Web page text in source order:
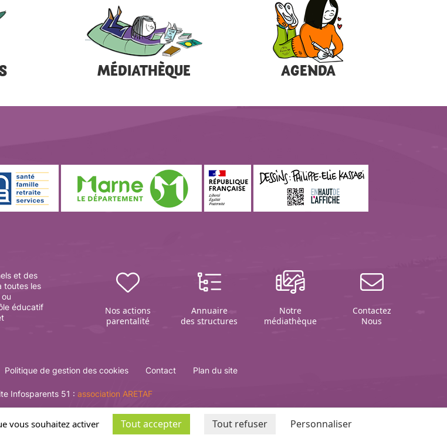
MÉDIATHÈQUE AGENDA
et des
toutes les
éducatif
Nos actions
parentalité
Annuaire
des structures
Notre
médiathèque
Contactez
Nous
Politique de gestion des cookies Contact Plan du site
Infosparents 51 : association ARETAF
vous souhaitez activer Tout accepter Tout refuser Personnaliser